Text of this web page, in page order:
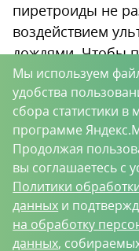
пиретроиды не
воздействием
дождями. Чтобы
листьях, что
капусты, в
прилипатель
Картофель
Обработку
контактного
особенно
Мы используем
удобства
сбора статистики в
программе
Продолжая
вы соглашаетесь с
Политики
данных и
на обработку
данных,